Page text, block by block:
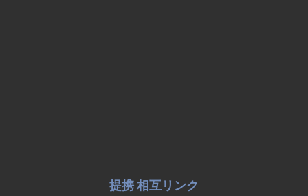
提携 相互リンク